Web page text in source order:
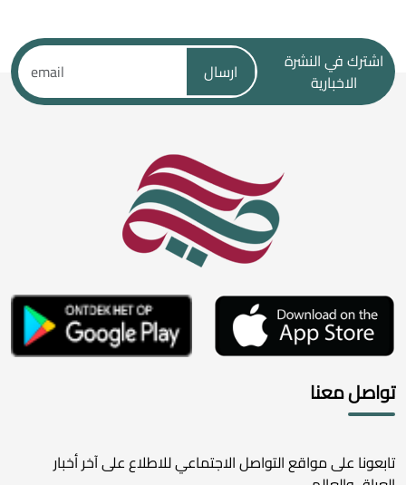
اشترك في النشرة
الاخبارية
ارسال
تواصل معنا
تابعونا على مواقع التواصل الاجتماعي للاطلاع على آخر أخبار